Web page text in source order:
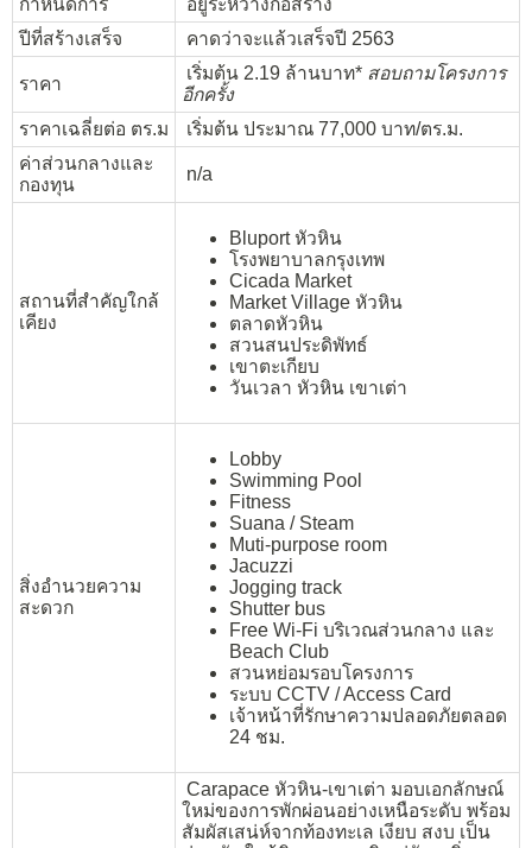
กำหนดการ
อยู่ระหว่างก่อสร้าง
ปีที่สร้างเสร็จ
คาดว่าจะแล้วเสร็จปี 2563
ราคา
เริ่มต้น 2.19 ล้านบาท* สอบถามโครงการ
อีกครั้ง
ราคาเฉลี่ยต่อ ตร.ม
เริ่มต้น ประมาณ 77,000 บาท/ตร.ม.
ค่าส่วนกลางและ
กองทุน
n/a
สถานที่สำคัญใกล้
เคียง
Bluportหัวหิน
โรงพยาบาลกรุงเทพ
Cicada Market
Market Village หัวหิน
ตลาดหัวหิน
สวนสนประดิพัทธ์
เขาตะเกียบ
วันเวลา หัวหิน เขาเต่า
สิ่งอำนวยความ
สะดวก
Lobby
Swimming Pool
Fitness
Suana / Steam
Muti-purpose room
Jacuzzi
Jogging track
Shutter bus
Free Wi-Fi บริเวณส่วนกลาง และ
Beach Club
สวนหย่อมรอบโครงการ
ระบบ CCTV / Access Card
เจ้าหน้าที่รักษาความปลอดภัยตลอด
24 ชม.
Carapace หัวหิน-เขาเต่า มอบเอกลักษณ์
ใหม่ของการพักผ่อนอย่างเหนือระดับ พร้อม
สัมผัสเสน่ห์จากท้องทะเล เงียบ สงบ เป็น